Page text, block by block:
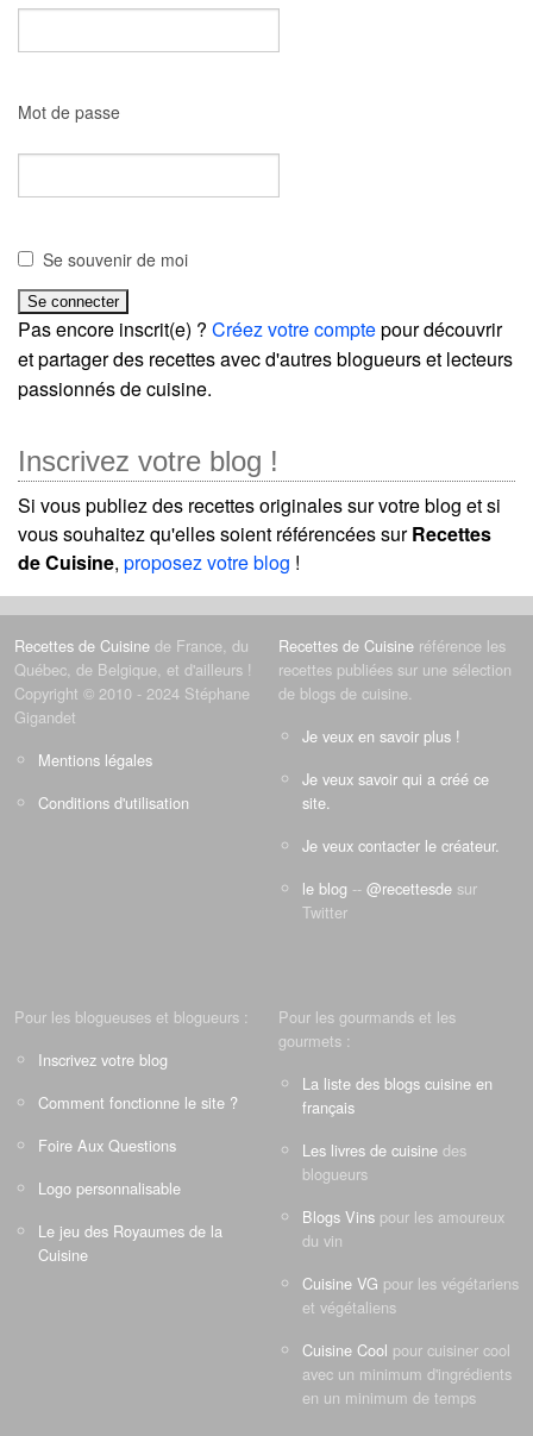
Mot de passe
Se souvenir de moi
Pas encore inscrit(e) ? Créez votre comptepour découvrir
et partager des recettes avec d'autres blogueurs et lecteurs
passionnés de cuisine.
Inscrivez votre blog !
Si vous publiez des recettes originales sur votre blog et si
vous souhaitez qu'elles soient référencées surRecettes
de Cuisine, proposez votre blog !
Recettes de Cuisine de France, du
Québec, de Belgique, et d'ailleurs !
Copyright © 2010 - 2024 Stéphane
Gigandet
Mentions légales
Conditions d'utilisation
Recettes de Cuisine référence les
recettes publiées sur une sélection
de blogs de cuisine.
Je veux en savoir plus !
Je veux savoir qui a créé ce
site.
Je veux contacter le créateur.
le blog -- @recettesde sur
Twitter
Pour les blogueuses et blogueurs :
Inscrivez votre blog
Comment fonctionne le site ?
Foire Aux Questions
Logo personnalisable
Le jeu des Royaumes de la
Cuisine
Pour les gourmands et les
gourmets :
La liste des blogs cuisine en
français
Les livres de cuisine des
blogueurs
Blogs Vins pour les amoureux
du vin
Cuisine VG pour les végétariens
et végétaliens
Cuisine Cool pour cuisiner cool
avec un minimum d'ingrédients
en un minimum de temps